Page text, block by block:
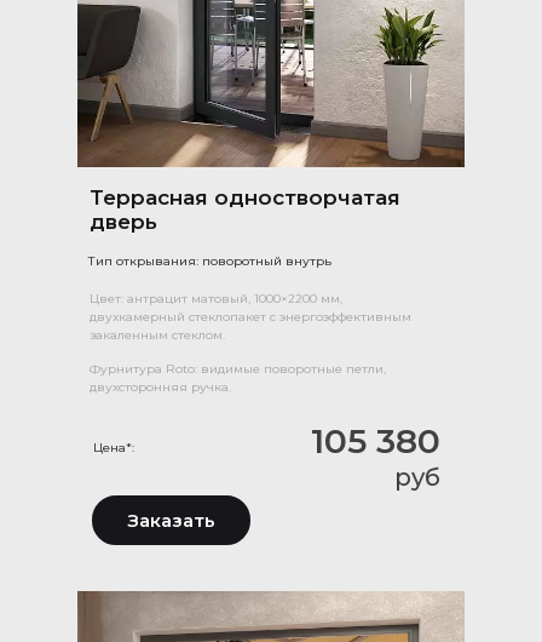
105 380
руб
Террасная одностворчатая
дверь
Тип открывания: поворотный внутрь
Цвет: антрацит матовый, 1000×2200 мм,
двухкамерный стеклопакет с энергоэффективным
закаленным стеклом.
Фурнитура Roto: видимые поворотные петли,
двухсторонняя ручка.
Цена*:
Заказать